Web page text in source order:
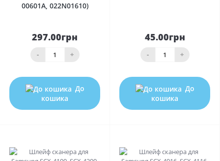
00601A, 022N01610)
297.00грн
- +
До
кошика
45.00грн
- +
До
кошика